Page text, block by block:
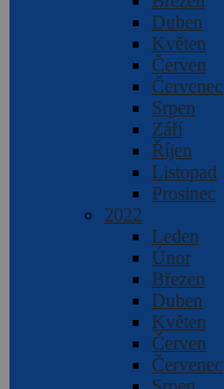
Duben
Květen
Červen
Červenec
Srpen
Září
Říjen
Listopad
Prosinec
2022
Leden
Únor
Březen
Duben
Květen
Červen
Červenec